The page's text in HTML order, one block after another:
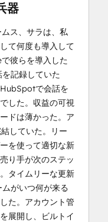
器
ス、サラは、私
て何度も導入して
彼らを導入した
記録していた
で会話を
した。収益の可視
ドは薄かった。ア
していた。リー
を使って適切な新
り手が次のステッ
タイムリーな更新
がいつ何が来る
た。アカウント管
展開し、ビルトイ